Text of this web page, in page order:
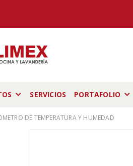
SERVICIOS PORTAFOLIO
DE TEMPERATURA Y HUMEDAD